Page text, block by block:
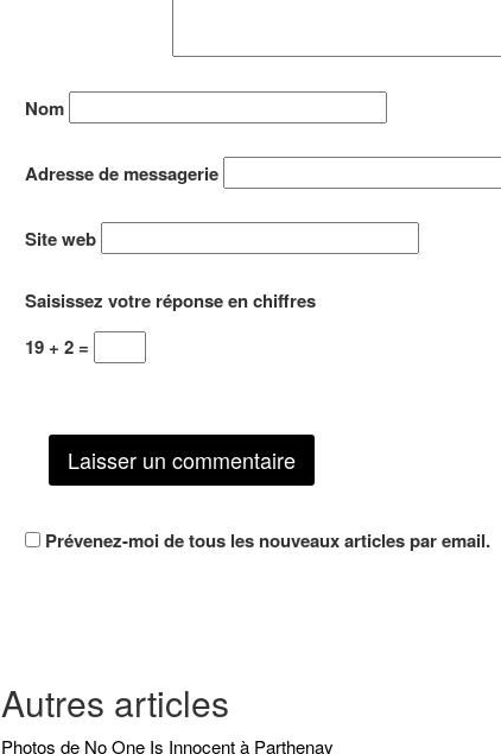
Nom
Adresse de messagerie
Site web
Saisissez votre réponse en chiffres
19 + 2 =
Prévenez-moi de tous les nouveaux articles par email.
Autres articles
Photos de No One Is Innocent à Parthenay